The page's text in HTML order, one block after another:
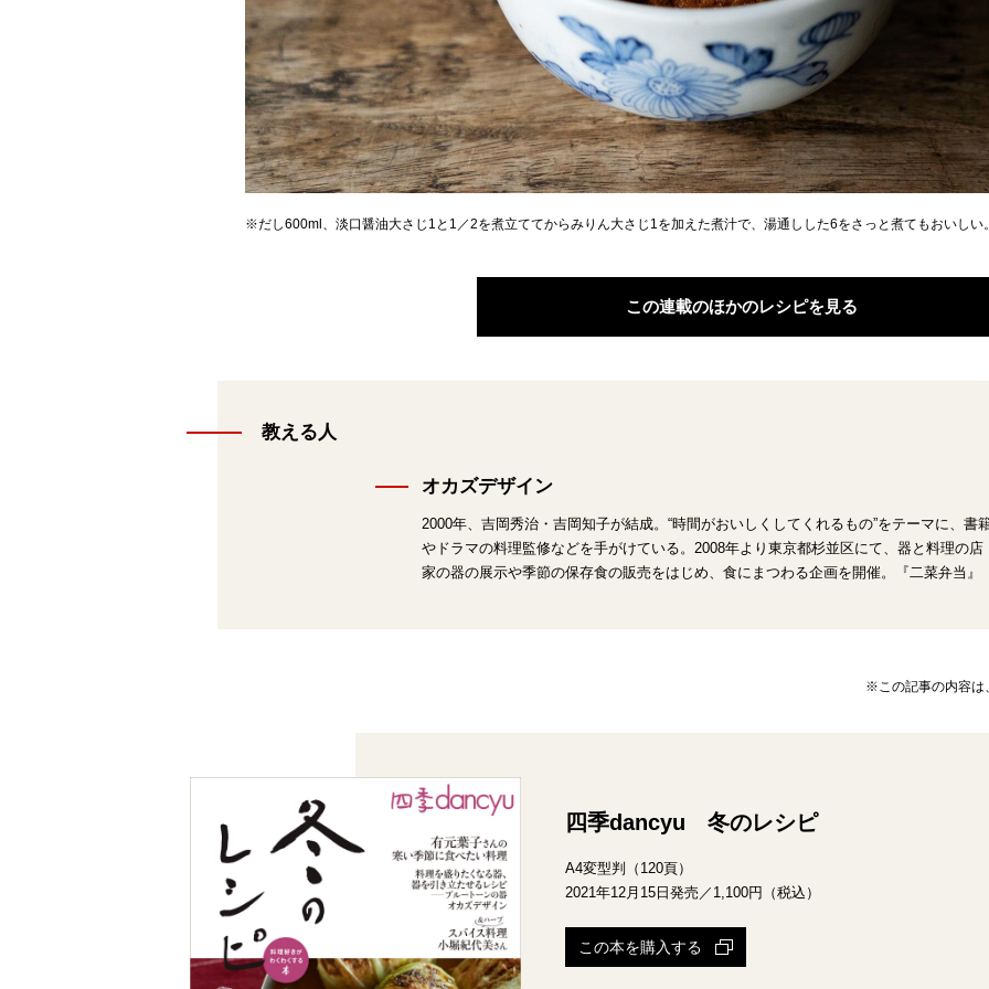
※だし600ml、淡口醤油大さじ1と1／2を煮立ててからみりん大さじ1を加えた煮汁で、湯通しした6をさっと煮てもおいしい
この連載のほかのレシピを見る
教える人
オカズデザイン
2000年、吉岡秀治・吉岡知子が結成。“時間がおいしくしてくれるもの”をテーマに、
やドラマの料理監修などを手がけている。2008年より東京都杉並区にて、器と料理の
家の器の展示や季節の保存食の販売をはじめ、食にまつわる企画を開催。『二菜弁当』
※この記事の内容は
四季dancyu 冬のレシピ
A4変型判（120頁）
2021年12月15日発売／1,100円（税込）
この本を購入する